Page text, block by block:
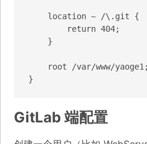
}
GitLab 端配置